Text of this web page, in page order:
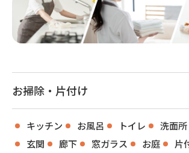
お掃除・片付け
キッチン お風呂 トイレ 洗面所
玄関
廊下 窓ガラス お庭 片